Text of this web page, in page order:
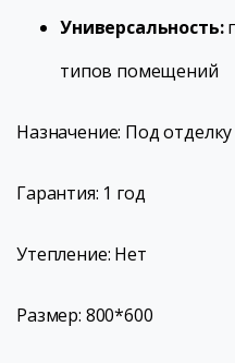
Универсальность:
типов помещений
Назначение: Под отделку
Гарантия: 1 год
Утепление: Нет
Размер: 800*600